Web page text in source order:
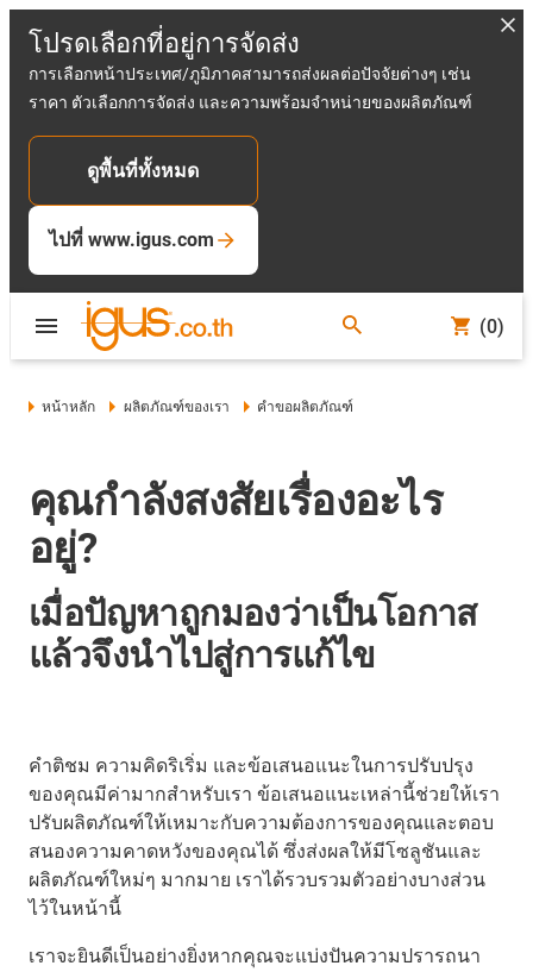
โปรดเลือกที่อยู่การจัดส่ง
การเลือกหน้าประเทศ/ภูมิภาคสามารถส่งผลต่อปัจจัยต่างๆ เช่น
ราคา ตัวเลือกการจัดส่ง และความพร้อมจำหน่ายของผลิตภัณฑ์
ดูพื้นที่ทั้งหมด
ไปที่ www.igus.com
(0)
หน้าหลัก ผลิตภัณฑ์ของเรา คำขอผลิตภัณฑ์
คุณกำลังสงสัยเรื่องอะไร
อยู่?
เมื่อปัญหาถูกมองว่าเป็นโอกาส
แล้วจึงนำไปสู่การแก้ไข
คำติชม ความคิดริเริ่ม และข้อเสนอแนะในการปรับปรุง
ของคุณมีค่ามากสำหรับเรา ข้อเสนอแนะเหล่านี้ช่วยให้เรา
ปรับผลิตภัณฑ์ให้เหมาะกับความต้องการของคุณและตอบ
สนองความคาดหวังของคุณได้ ซึ่งส่งผลให้มีโซลูชันและ
ผลิตภัณฑ์ใหม่ๆ มากมาย เราได้รวบรวมตัวอย่างบางส่วน
ไว้ในหน้านี้
เราจะยินดีเป็นอย่างยิ่งหากคุณจะแบ่งปันความปรารถนา